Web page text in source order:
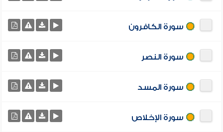
سورة الكافرون
سورة النصر
سورة المسد
سورة الإخلاص